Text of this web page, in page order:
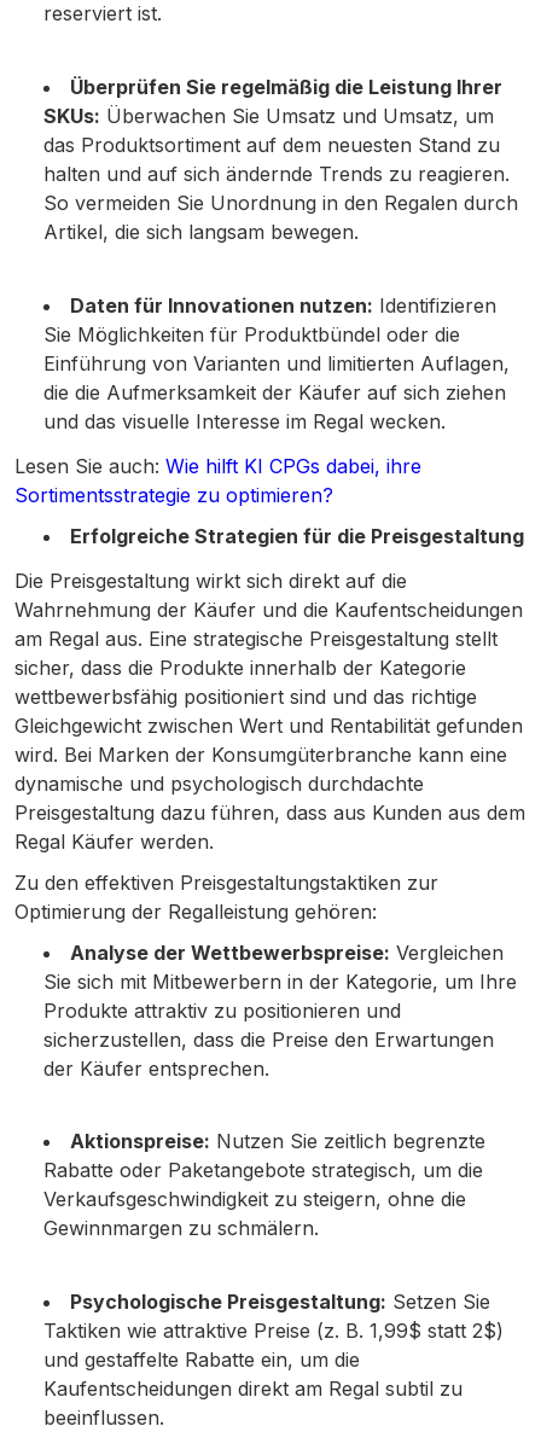
reserviert ist.
Überprüfen Sie regelmäßig die Leistung Ihrer
SKUs: Überwachen Sie Umsatz und Umsatz, um
das Produktsortiment auf dem neuesten Stand zu
halten und auf sich ändernde Trends zu reagieren.
So vermeiden Sie Unordnung in den Regalen durch
Artikel, die sich langsam bewegen.
Daten für Innovationen nutzen: Identifizieren
Sie Möglichkeiten für Produktbündel oder die
Einführung von Varianten und limitierten Auflagen,
die die Aufmerksamkeit der Käufer auf sich ziehen
und das visuelle Interesse im Regal wecken.
Lesen Sie auch: Wie hilft KI CPGs dabei, ihre
Sortimentsstrategie zu optimieren?
Erfolgreiche Strategien für die Preisgestaltung
Die Preisgestaltung wirkt sich direkt auf die
Wahrnehmung der Käufer und die Kaufentscheidungen
am Regal aus. Eine strategische Preisgestaltung stellt
sicher, dass die Produkte innerhalb der Kategorie
wettbewerbsfähig positioniert sind und das richtige
Gleichgewicht zwischen Wert und Rentabilität gefunden
wird. Bei Marken der Konsumgüterbranche kann eine
dynamische und psychologisch durchdachte
Preisgestaltung dazu führen, dass aus Kunden aus dem
Regal Käufer werden.
Zu den effektiven Preisgestaltungstaktiken zur
Optimierung der Regalleistung gehören:
Analyse der Wettbewerbspreise: Vergleichen
Sie sich mit Mitbewerbern in der Kategorie, um Ihre
Produkte attraktiv zu positionieren und
sicherzustellen, dass die Preise den Erwartungen
der Käufer entsprechen.
Aktionspreise: Nutzen Sie zeitlich begrenzte
Rabatte oder Paketangebote strategisch, um die
Verkaufsgeschwindigkeit zu steigern, ohne die
Gewinnmargen zu schmälern.
Psychologische Preisgestaltung: Setzen Sie
Taktiken wie attraktive Preise (z. B. 1,99$ statt 2$)
und gestaffelte Rabatte ein, um die
Kaufentscheidungen direkt am Regal subtil zu
beeinflussen.